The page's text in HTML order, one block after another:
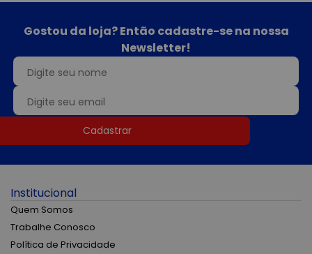
Gostou da loja? Então cadastre-se na nossa
Newsletter!
Cadastrar
Institucional
Quem Somos
Trabalhe Conosco
Política de Privacidade